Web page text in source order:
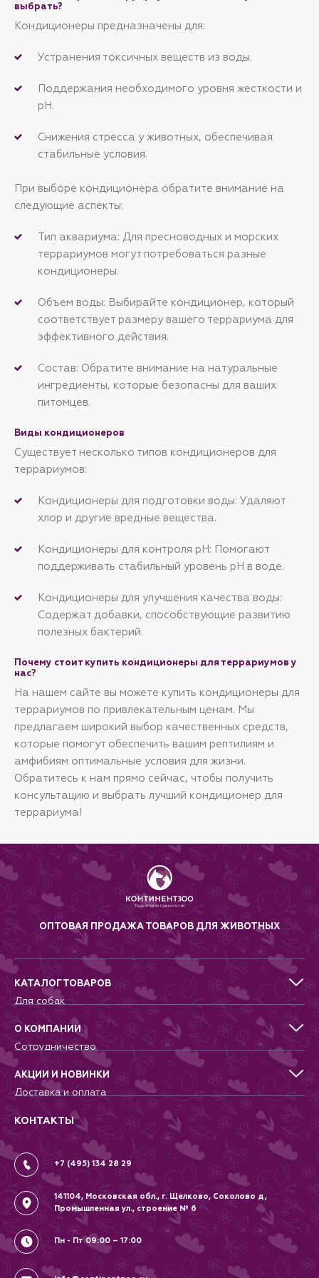
выбрать?
Кондиционеры предназначены для:
Устранения токсичных веществ из воды.
Поддержания необходимого уровня жесткости и
pH.
Снижения стресса у животных, обеспечивая
стабильные условия.
При выборе кондиционера обратите внимание на
следующие аспекты:
Тип аквариума: Для пресноводных и морских
террариумов могут потребоваться разные
кондиционеры.
Объем воды: Выбирайте кондиционер, который
соответствует размеру вашего террариума для
эффективного действия.
Состав: Обратите внимание на натуральные
ингредиенты, которые безопасны для ваших
питомцев.
Виды кондиционеров
Существует несколько типов кондиционеров для
террариумов:
Кондиционеры для подготовки воды: Удаляют
хлор и другие вредные вещества.
Кондиционеры для контроля pH: Помогают
поддерживать стабильный уровень pH в воде.
Кондиционеры для улучшения качества воды:
Содержат добавки, способствующие развитию
полезных бактерий.
Почему стоит купить кондиционеры для террариумов у
нас?
На нашем сайте вы можете купить кондиционеры для
террариумов по привлекательным ценам. Мы
предлагаем широкий выбор качественных средств,
которые помогут обеспечить вашим рептилиям и
амфибиям оптимальные условия для жизни.
Обратитесь к нам прямо сейчас, чтобы получить
консультацию и выбрать лучший кондиционер для
террариума!
ОПТОВАЯ ПРОДАЖА ТОВАРОВ ДЛЯ ЖИВОТНЫХ
КАТАЛОГ ТОВАРОВ
Для собак
Для кошек
Для грызунов
Для птиц
Аквариумистика, пруд, море
Террариумистика
О КОМПАНИИ
Сотрудничество
Питомникам
Добрые дела
Новости
Контакты
Вопрос-Ответ
АКЦИИ И НОВИНКИ
Доставка и оплата
Гарантии и возврат
Вакансии
Политика
Соглашение
КОНТАКТЫ
+7 (495) 134 28 29
141104, Московская обл., г. Щелково, Соколово д,
Промышленная ул., строение № 6
Пн - Пт 09:00 – 17:00